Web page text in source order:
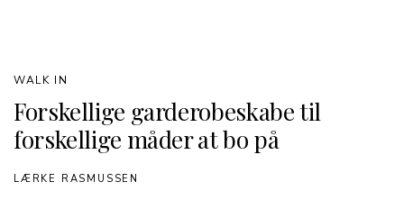
Forskellige garderobeskabe til
forskellige måder at bo på
WALK IN
LÆRKE RASMUSSEN